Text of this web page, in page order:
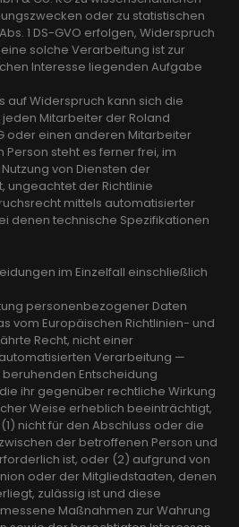
oder zu statistischen
1 DS-GVO erfolgen, Widerspruch
solche Verarbeitung ist zur
Interesse liegenden Aufgabe
auf Widerspruch kann sich die
Mitarbeiter der Roland
oder einen anderen Mitarbeiter
steht es ferner frei, im
von Diensten der
ungeachtet der Richtlinie
mittels automatisierter
denen technische Spezifikationen
im Einzelfall einschließlich
personenbezogener Daten
vom Europäischen Richtlinien- und
Recht, nicht einer
Verarbeitung —
Entscheidung
ihr gegenüber rechtliche Wirkung
Weise erheblich beeinträchtigt,
nicht für den Abschluss oder die
der betroffenen Person und
ist, oder (2) aufgrund von
oder der Mitgliedstaaten, denen
zulässig ist und diese
Maßnahmen zur Wahrung